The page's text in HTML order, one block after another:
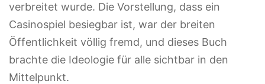
verbreitet wurde. Die Vorstellung, dass ein
Casinospiel besiegbar ist, war der breiten
Öffentlichkeit völlig fremd, und dieses Buch
brachte die Ideologie für alle sichtbar in den
Mittelpunkt.